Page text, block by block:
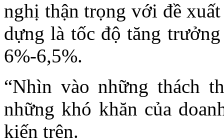
nghị thận trọng với đề
dựng là tốc độ tăng
6%-6,5%.
“Nhìn vào những thách
những khó khăn của
kiến trên.